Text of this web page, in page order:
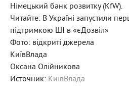
Німецький банк розвитку (KfW).
Читайте: В Україні запустили
підтримкою ШІ в «єДозвіл»
Фото: відкриті джерела
КиївВлада
Оксана Олійникова
Источник: КиївВлада